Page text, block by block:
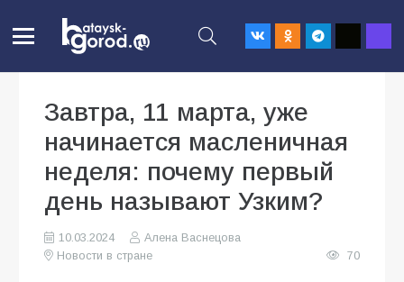
Завтра, 11 марта, уже
начинается масленичная
неделя: почему первый
день называют Узким?
10.03.2024
Алена Васнецова
Новости в стране
70